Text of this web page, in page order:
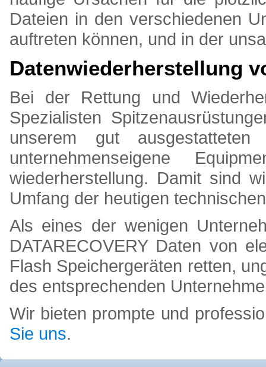
Dateien in den verschiedenen
auftreten können, und in der
Datenwiederherstellung
Bei der Rettung und
Spezialisten
unserem gut
unternehmenseigene
wiederherstellung. Damit sind
Umfang der heutigen
Als eines der wenigen
DATARECOVERY Daten von
Flash Speichergeräten retten,
des entsprechenden
Wir bieten prompte und
Sie uns.